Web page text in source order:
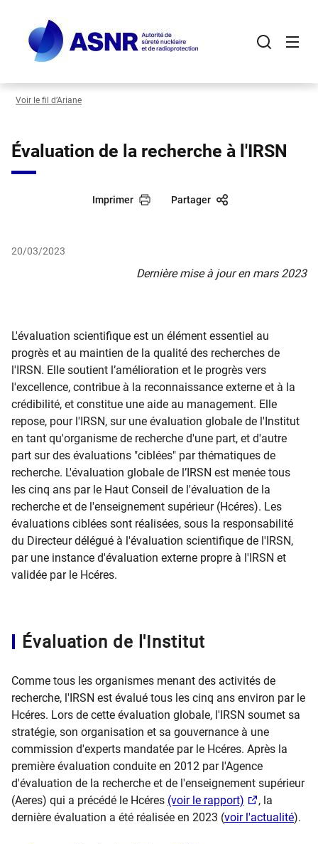
contenu
principal
Voir le fil d’Ariane
Évaluation de la recherche à l'IRSN
Imprimer Partager
20/03/2023
Dernière mise à jour en mars 2023
​L'évaluation scientifique est un élément essentiel au
progrès et au maintien de la qualité des recherches de
l'IRSN. Elle soutient l’amélioration et le progrès vers
l'excellence, contribue à la reconnaissance externe et à la
crédibilité, et constitue une aide au management. Elle
repose, pour l'IRSN, sur une évaluation globale de l'Institut
en tant qu'organisme de recherche d'une part, et d'autre
part sur des évaluations "ciblées" par thématiques de
recherche. L'évaluation globale de l’IRSN est menée tous
les cinq ans par le Haut Conseil de l'évaluation de la
recherche et de l'enseignement supérieur (Hcéres). Les
évaluations ciblées sont réalisées, sous la responsabilité
du Directeur délégué à l'évaluation scientifique de l'IRSN,
par une instance d'évaluation externe propre à l'IRSN et
validée par le Hcéres.
Évaluation de l'Institut
Comme tous les organismes menant des activités de
recherche, l'IRSN est évalué tous les cinq ans environ par le
Hcéres. Lors de cette évaluation globale, l'IRSN soumet sa
stratégie, son organisation et sa gouvernance à une
commission d'experts mandatée par le Hcéres. Après la
première évaluation conduite en 2012 par l'Agence
d'évaluation de la recherche et de l'enseignement supérieur
(Aeres) qui a précédé le Hcéres (voir le rapport)
, la
dernière évaluation a été réalisée en 2023 (voir l'actualité).